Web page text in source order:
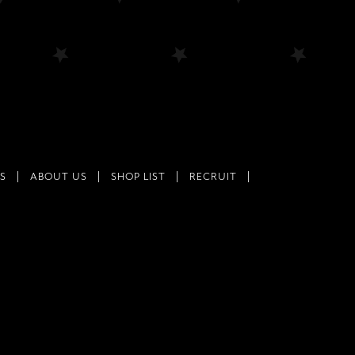
ABOUT US SHOP LIST RECRUIT